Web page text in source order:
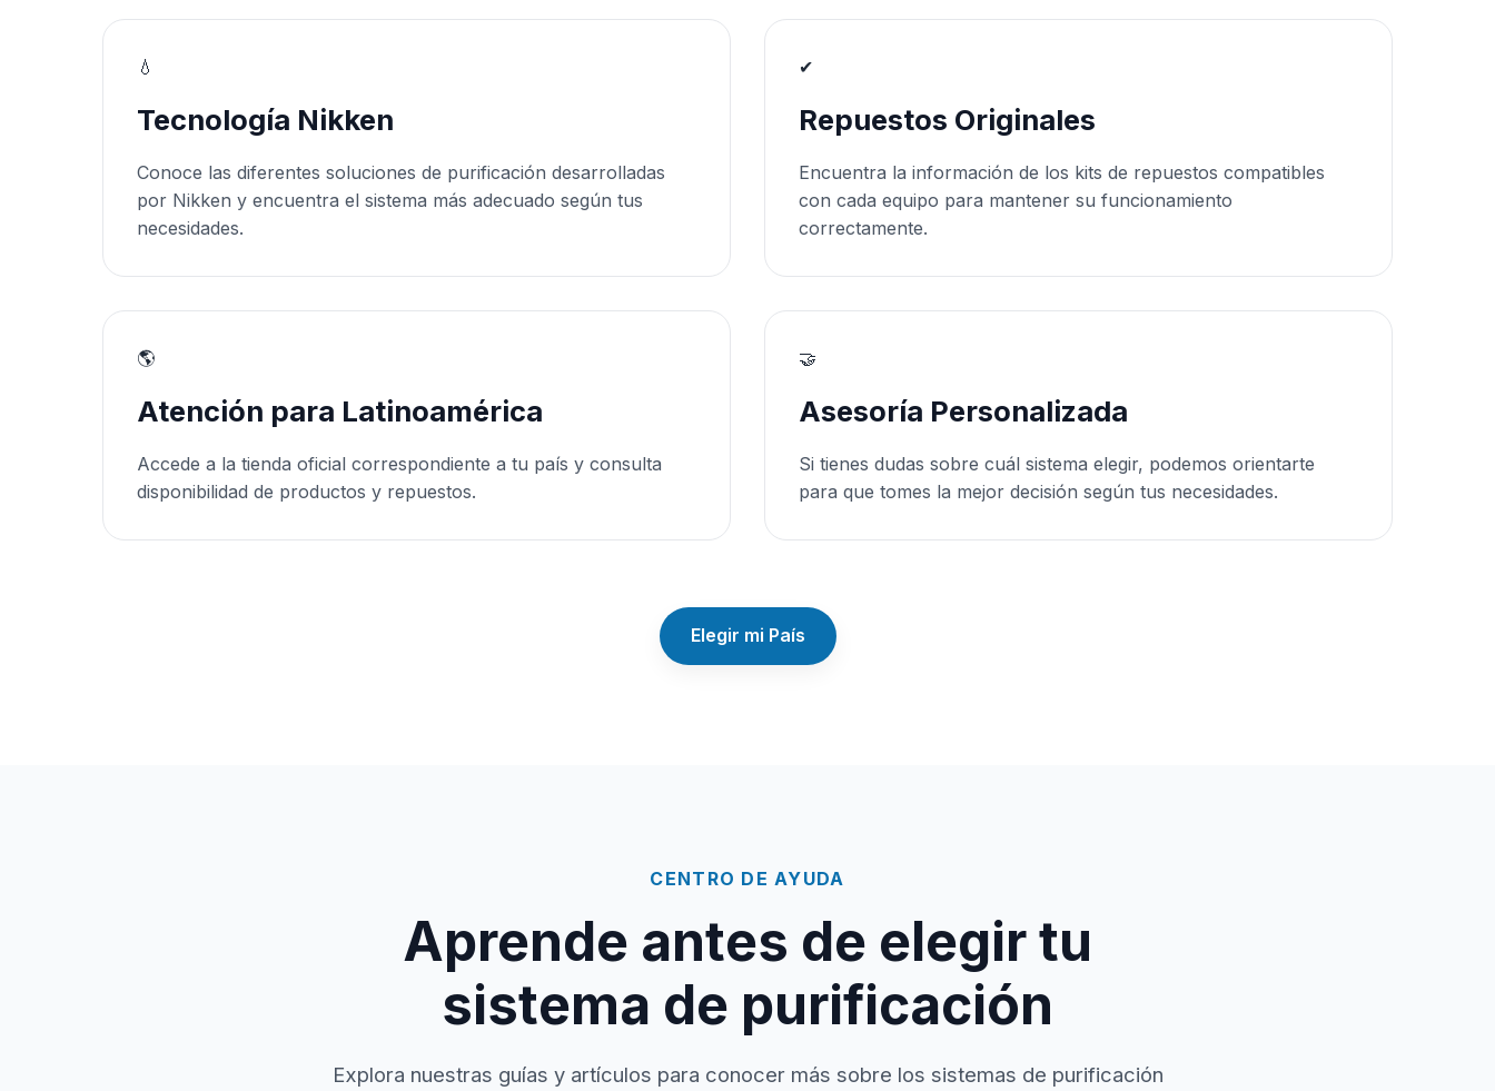
💧
Tecnología Nikken
Conoce las diferentes soluciones de purificación desarrolladas
por Nikken y encuentra el sistema más adecuado según tus
necesidades.
✔
Repuestos Originales
Encuentra la información de los kits de repuestos compatibles
con cada equipo para mantener su funcionamiento
correctamente.
🌎
Atención para Latinoamérica
Accede a la tienda oficial correspondiente a tu país y consulta
disponibilidad de productos y repuestos.
🤝
Asesoría Personalizada
Si tienes dudas sobre cuál sistema elegir, podemos orientarte
para que tomes la mejor decisión según tus necesidades.
Elegir mi País
CENTRO DE AYUDA
Aprende antes de elegir tu
sistema de purificación
Explora nuestras guías y artículos para conocer más sobre los sistemas de purificación